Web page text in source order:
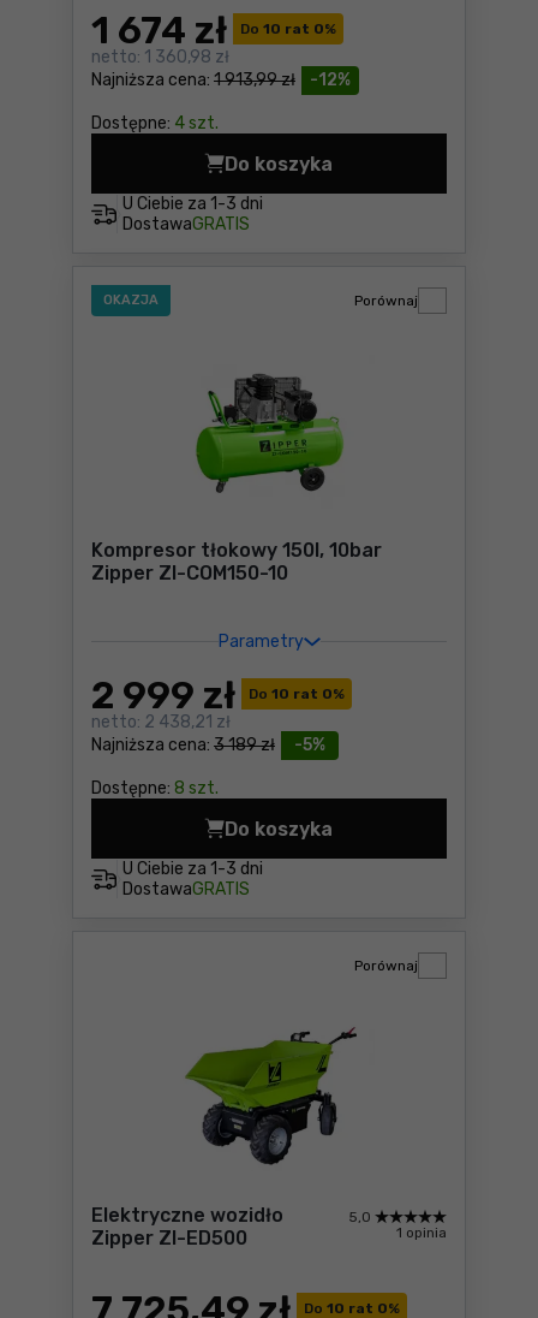
Do 10 rat 0%
-12%
Najniższa cena: 1 913,99 zł
1 674 zł
netto: 1 360,98 zł
Dostępne: 4 szt.
U Ciebie za 1-3 dni
DostawaGRATIS
Do koszyka
Łuparka do drewna 7t
OKAZJA
Kompresor tłokowy 150l, 10bar
Zipper ZI-COM150-10
Parametry
Do 10 rat 0%
-5%
Najniższa cena: 3 189 zł
2 999 zł
netto: 2 438,21 zł
Dostępne: 8 szt.
Porównaj
U Ciebie za 1-3 dni
DostawaGRATIS
Do koszyka
Kompresor tłokowy 150l,
Elektryczne wozidło
Zipper ZI-ED500
5,0
1 opinia
Do 10 rat 0%
Porównaj